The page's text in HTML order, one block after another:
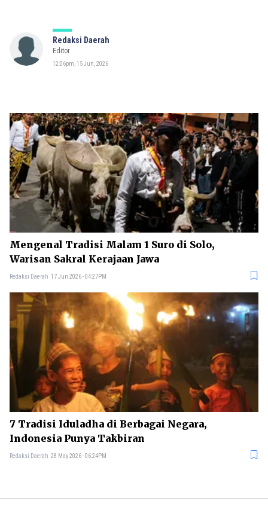
Redaksi Daerah
Editor
12:06pm, 15 Jun, 2026
Mengenal Tradisi Malam 1 Suro di Solo,
Warisan Sakral Kerajaan Jawa
Redaksi Daerah 17 Jun 2026 - 04:27PM
7 Tradisi Iduladha di Berbagai Negara,
Indonesia Punya Takbiran
Redaksi Daerah 28 May 2026 - 06:24PM